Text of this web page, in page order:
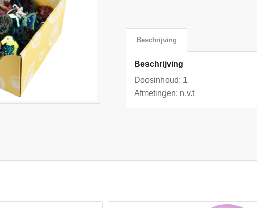
Beschrijving
Beschrijving
Doosinhoud: 1
Afmetingen: n.v.t